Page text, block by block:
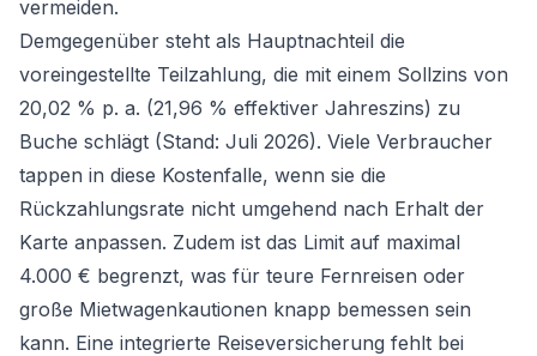
vermeiden.
Demgegenüber steht als Hauptnachteil die
voreingestellte Teilzahlung, die mit einem Sollzins von
20,02 % p. a. (21,96 % effektiver Jahreszins) zu
Buche schlägt (Stand: Juli 2026). Viele Verbraucher
tappen in diese Kostenfalle, wenn sie die
Rückzahlungsrate nicht umgehend nach Erhalt der
Karte anpassen. Zudem ist das Limit auf maximal
4.000 € begrenzt, was für teure Fernreisen oder
große Mietwagenkautionen knapp bemessen sein
kann. Eine integrierte Reiseversicherung fehlt bei